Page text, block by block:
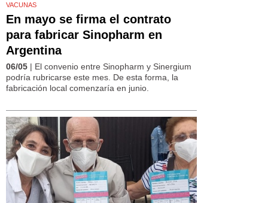
VACUNAS
En mayo se firma el contrato
para fabricar Sinopharm en
Argentina
06/05 | El convenio entre Sinopharm y Sinergium
podría rubricarse este mes. De esta forma, la
fabricación local comenzaría en junio.